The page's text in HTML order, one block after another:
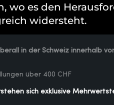
wo es den
widersteht.
in der Schweiz innerhalb
über 400 CHF
sich exklusive